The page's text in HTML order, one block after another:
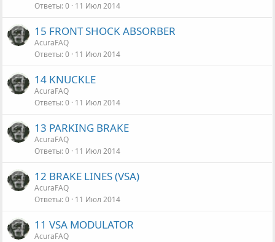
Ответы 0 11 Июл 2014
15 FRONT SHOCK ABSORBER
AcuraFAQ
Ответы 0 11 Июл 2014
14 KNUCKLE
AcuraFAQ
Ответы 0 11 Июл 2014
13 PARKING BRAKE
AcuraFAQ
Ответы 0 11 Июл 2014
12 BRAKE LINES (VSA)
AcuraFAQ
Ответы 0 11 Июл 2014
11 VSA MODULATOR
AcuraFAQ